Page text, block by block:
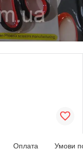
Оплата Умови